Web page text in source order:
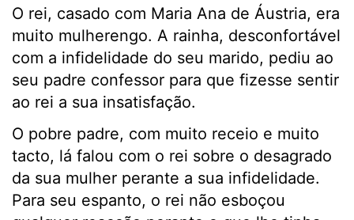
O rei, casado com Maria Ana de Áustria, era
muito mulherengo. A rainha, desconfortável
com a infidelidade do seu marido, pediu ao
seu padre confessor para que fizesse sentir
ao rei a sua insatisfação.
O pobre padre, com muito receio e muito
tacto, lá falou com o rei sobre o desagrado
da sua mulher perante a sua infidelidade.
Para seu espanto, o rei não esboçou